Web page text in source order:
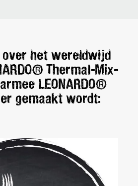
over het wereldwijd
Thermal-Mix-
LEONARDO®
gemaakt wordt: